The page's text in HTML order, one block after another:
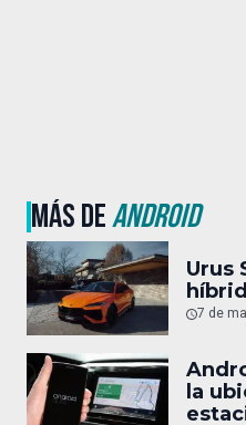
MÁS DEANDROID
Urus
7 de
la